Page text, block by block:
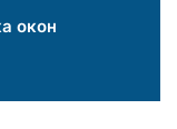
окон